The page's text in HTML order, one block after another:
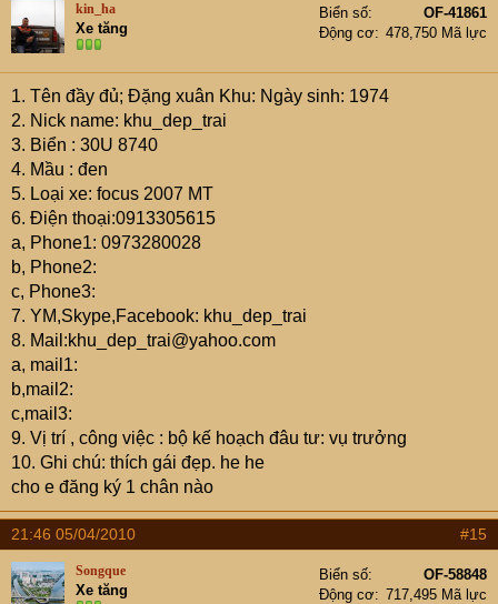
kin_ha
Xe tăng
Biển số
OF-41861
Động cơ
478,750 Mã lực
1. Tên đầy đủ; Đặng xuân Khu: Ngày sinh: 1974
2. Nick name: khu_dep_trai
3. Biển : 30U 8740
4. Mầu : đen
5. Loại xe: focus 2007 MT
6. Điện thoại:0913305615
a, Phone1: 0973280028
b, Phone2:
c, Phone3:
7. YM,Skype,Facebook: khu_dep_trai
8. Mail:khu_dep_trai@yahoo.com
a, mail1:
b,mail2:
c,mail3:
9. Vị trí , công việc : bộ kế hoạch đâu tư: vụ trưởng
10. Ghi chú: thích gái đẹp. he he
cho e đăng ký 1 chân nào
21:46 05/04/2010 #15
Songque
Xe tăng
Biển số
OF-58848
Động cơ
717,495 Mã lực